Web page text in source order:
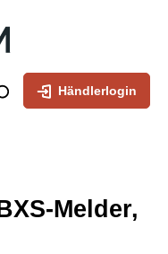
Händlerlogin
Melder,